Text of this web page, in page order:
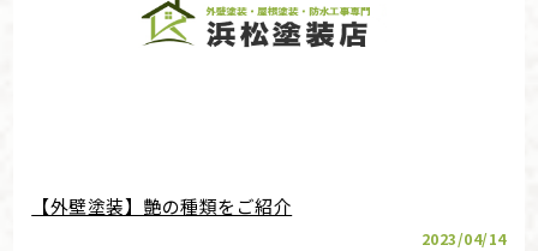
【外壁塗装】艶の種類をご紹介
2023/04/14